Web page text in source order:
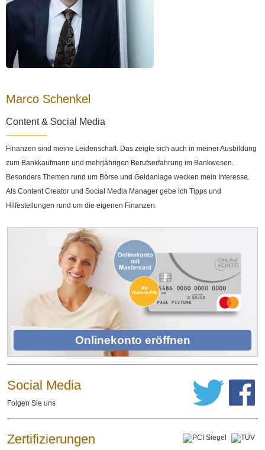
Marco Schenkel
Content & Social Media
Finanzen sind meine Leidenschaft. Das zeigte sich auch in meiner Ausbildung
zum Bankkaufmann und mehrjährigen Berufserfahrung im Bankwesen.
Besonders Themen rund um Börse und Geldanlage wecken mein Interesse.
Als Content Creator und Social Media Manager gebe ich Tipps und
Hilfestellungen rund um die eigenen Finanzen.
Onlinekonto eröffnen
Social Media
Folgen Sie uns
Zertifizierungen